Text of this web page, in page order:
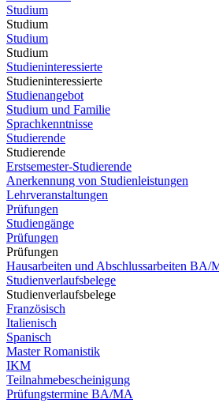
Studium
Studium
Studium
Studium
Studieninteressierte
Studieninteressierte
Studienangebot
Studium und Familie
Sprachkenntnisse
Studierende
Studierende
Erstsemester-Studierende
Anerkennung von Studienleistungen
Lehrveranstaltungen
Prüfungen
Studiengänge
Prüfungen
Prüfungen
Hausarbeiten und Abschlussarbeiten BA/
Studienverlaufsbelege
Studienverlaufsbelege
Französisch
Italienisch
Spanisch
Master Romanistik
IKM
Teilnahmebescheinigung
Prüfungstermine BA/MA